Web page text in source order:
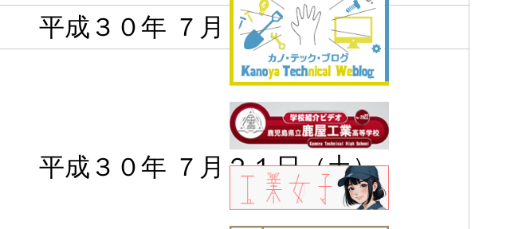
平成３０年 ７月 １日（日）
平成３０年 ７月２１日（土）